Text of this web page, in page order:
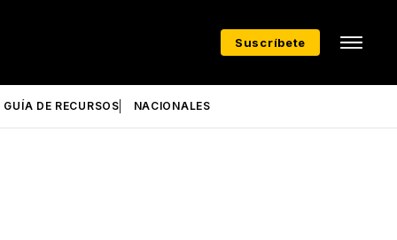
Suscríbete
GUÍA DE RECURSOS NACIONALES